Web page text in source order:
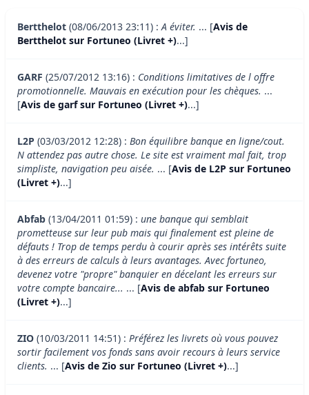
Bertthelot (08/06/2013 23:11) :A éviter. ... [Avis de
Bertthelot sur Fortuneo (Livret +)...]
GARF (25/07/2012 13:16) : Conditions limitatives de l offre
promotionnelle. Mauvais en exécution pour les chèques. ...
[Avis de garf sur Fortuneo (Livret +)...]
L2P (03/03/2012 12:28) : Bon équilibre banque en ligne/cout.
N attendez pas autre chose. Le site est vraiment mal fait, trop
simpliste, navigation peu aisée. ... [Avis de L2P sur Fortuneo
(Livret +)...]
Abfab (13/04/2011 01:59) : une banque qui semblait
prometteuse sur leur pub mais qui finalement est pleine de
défauts ! Trop de temps perdu à courir après ses intérêts suite
à des erreurs de calculs à leurs avantages. Avec fortuneo,
devenez votre "propre" banquier en décelant les erreurs sur
votre compte bancaire... ... [Avis de abfab sur Fortuneo
(Livret +)...]
ZIO (10/03/2011 14:51) : Préférez les livrets où vous pouvez
sortir facilement vos fonds sans avoir recours à leurs service
clients. ... [Avis de Zio sur Fortuneo (Livret +)...]